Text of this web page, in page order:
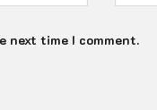
next time I comment.